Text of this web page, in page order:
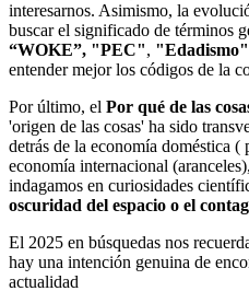
interesarnos. Asimismo, la
buscar el significado de términos
“WOKE”, "PEC", "Edadismo"
entender mejor los códigos de la
Por último, el Por qué de las
'origen de las cosas' ha sido
detrás de la economía doméstica (
economía internacional
indagamos en curiosidades
oscuridad del espacio o el
El 2025 en búsquedas nos
hay una intención genuina de
actualidad